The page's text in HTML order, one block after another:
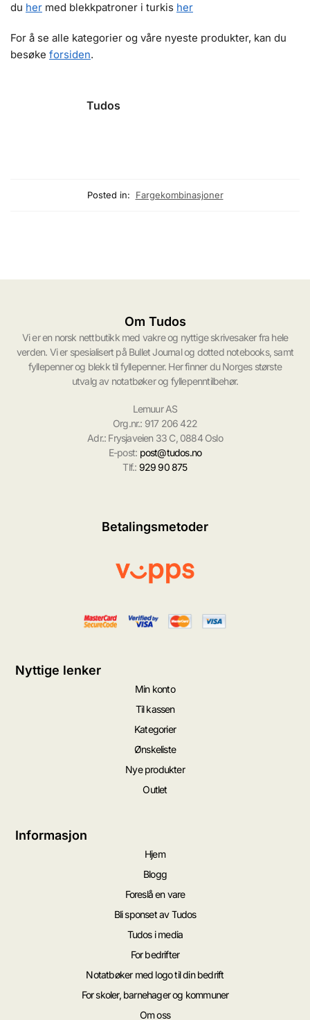
du her med blekkpatroner i turkis her
For å se alle kategorier og våre nyeste produkter, kan du
besøke forsiden.
Tudos
Posted in: Fargekombinasjoner
Om Tudos
Vi er en norsk nettbutikk med vakre og nyttige skrivesaker fra hele
verden. Vi er spesialisert på Bullet Journal og dotted notebooks, samt
fyllepenner og blekk til fyllepenner. Her finner du Norges største
utvalg av notatbøker og fyllepenntilbehør.
Lemuur AS
Org.nr.: 917 206 422
Adr.: Frysjaveien 33 C, 0884 Oslo
E-post: post@tudos.no
Tlf.: 929 90 875
Betalingsmetoder
Nyttige lenker
Min konto
Til kassen
Kategorier
Ønskeliste
Nye produkter
Outlet
Informasjon
Hjem
Blogg
Foreslå en vare
Bli sponset av Tudos
Tudos i media
For bedrifter
Notatbøker med logo til din bedrift
For skoler, barnehager og kommuner
Om oss